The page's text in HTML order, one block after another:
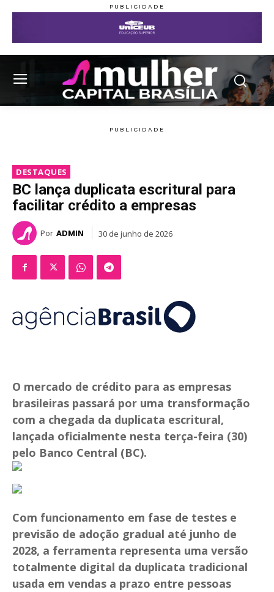
DESTAQUES
BC lança duplicata escritural para
facilitar crédito a empresas
Por ADMIN 30 de junho de 2026
O mercado de crédito para as empresas
brasileiras passará por uma transformação
com a chegada da duplicata escritural,
lançada oficialmente nesta terça-feira (30)
pelo Banco Central (BC).
Com funcionamento em fase de testes e
previsão de adoção gradual até junho de
2028, a ferramenta representa uma versão
totalmente digital da duplicata tradicional
usada em vendas a prazo entre pessoas